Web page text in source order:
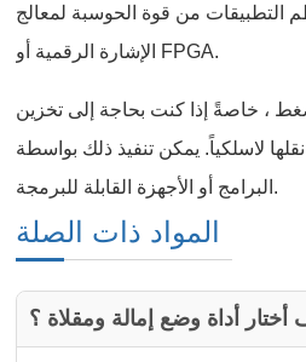
التطبيقات من قوة الحوسبة لمعالج
الإشارة الرقمية أو FPGA.
، خاصةً إذا كنت بحاجة إلى تخزين
لاسلكياً. يمكن تنفيذ ذلك بواسطة
البرامج أو الأجهزة القابلة للبرمجة.
المواد ذات الصلة
أختار أداة وضع إمالة ومقلاة ؟